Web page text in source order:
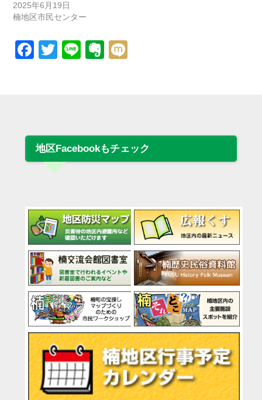
2025年6月19日
楠地区市民センター
Facebook
Twitter
LineEvernote
地区Facebookもチェック